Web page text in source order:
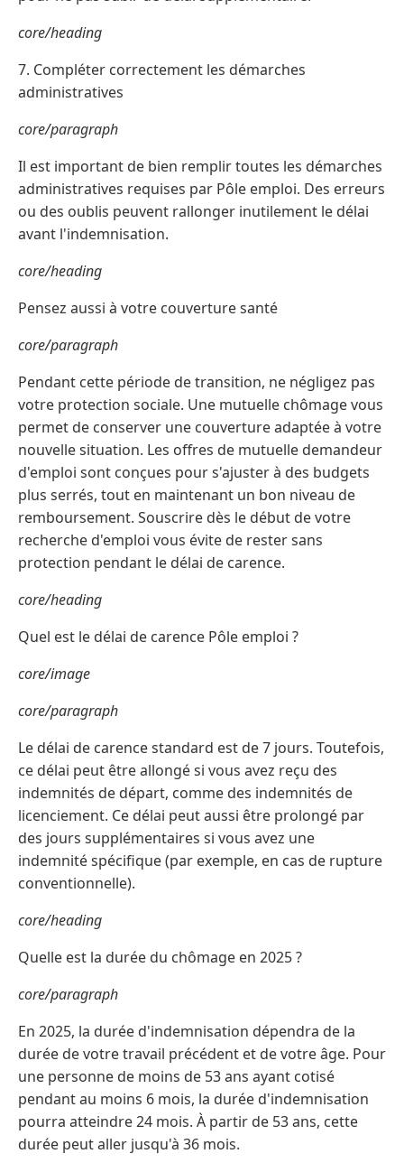
core/heading
7. Compléter correctement les démarches
administratives
core/paragraph
Il est important de bien remplir toutes les démarches
administratives requises par Pôle emploi. Des erreurs
ou des oublis peuvent rallonger inutilement le délai
avant l'indemnisation.
core/heading
Pensez aussi à votre couverture santé
core/paragraph
Pendant cette période de transition, ne négligez pas
votre protection sociale. Une mutuelle chômage vous
permet de conserver une couverture adaptée à votre
nouvelle situation. Les offres de mutuelle demandeur
d'emploi sont conçues pour s'ajuster à des budgets
plus serrés, tout en maintenant un bon niveau de
remboursement. Souscrire dès le début de votre
recherche d'emploi vous évite de rester sans
protection pendant le délai de carence.
core/heading
Quel est le délai de carence Pôle emploi ?
core/image
core/paragraph
Le délai de carence standard est de 7 jours. Toutefois,
ce délai peut être allongé si vous avez reçu des
indemnités de départ, comme des indemnités de
licenciement. Ce délai peut aussi être prolongé par
des jours supplémentaires si vous avez une
indemnité spécifique (par exemple, en cas de rupture
conventionnelle).
core/heading
Quelle est la durée du chômage en 2025 ?
core/paragraph
En 2025, la durée d'indemnisation dépendra de la
durée de votre travail précédent et de votre âge. Pour
une personne de moins de 53 ans ayant cotisé
pendant au moins 6 mois, la durée d'indemnisation
pourra atteindre 24 mois. À partir de 53 ans, cette
durée peut aller jusqu'à 36 mois.